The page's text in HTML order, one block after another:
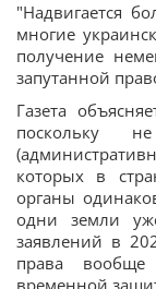
"Надвигается
многие
получение
запутанной
Газета
поскольку
которых в
органы
одни земли
заявлений в
права
временной